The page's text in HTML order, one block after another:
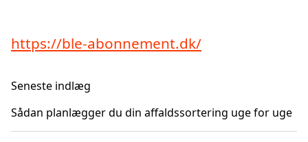
https://ble-abonnement.dk/
Seneste indlæg
Sådan planlægger du din affaldssortering uge for uge